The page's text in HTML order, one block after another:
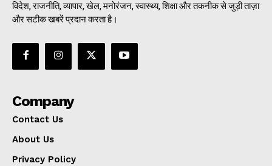
विदेश, राजनीति, व्यापार, खेल, मनोरंजन, स्वास्थ्य, शिक्षा और तकनीक से जुड़ी ताज़ा
और सटीक खबरें प्रदान करता है।
Company
Contact Us
About Us
Privacy Policy